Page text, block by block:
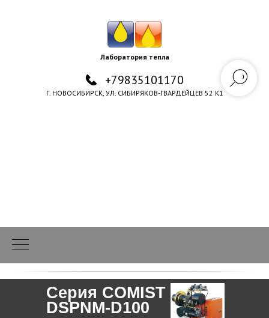
Лаборатория тепла
+79835101170
Г. НОВОСИБИРСК, УЛ. СИБИРЯКОВ-ГВАРДЕЙЦЕВ 52 К1
Серия COMIST
DSPNM-D100